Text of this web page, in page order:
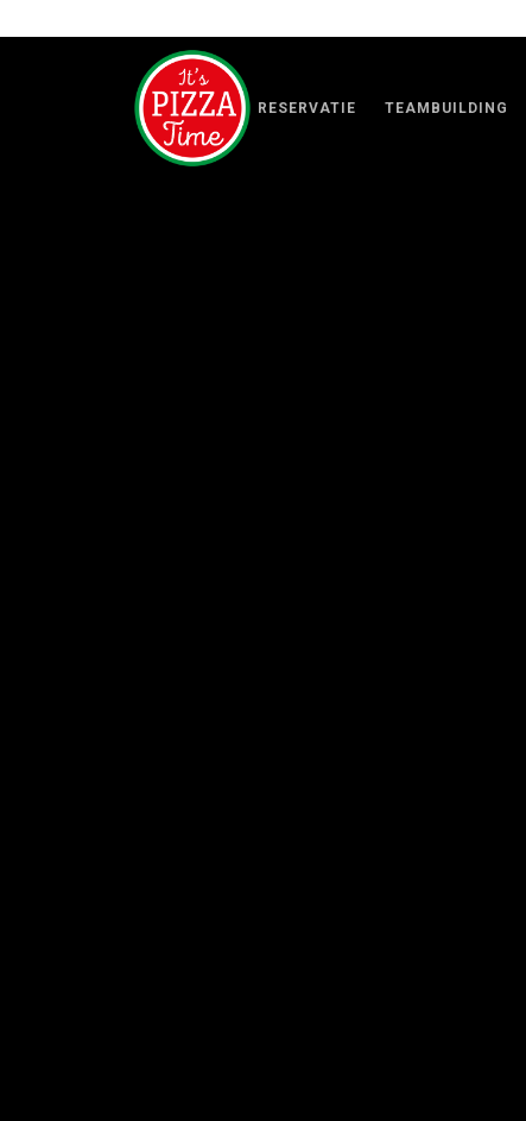
RESERVATIE TEAMBUILDING